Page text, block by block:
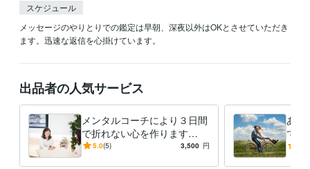
スケジュール
メッセージのやりとりでの鑑定は早朝、深夜以外はOKとさせていただき
ます。迅速な返信を心掛けています。
出品者の人気サービス
メンタルコーチにより３日間
で折れない心を作ります
【本当に変わりたい人限定】
5.0(5) 3,500 円
あな
で解
ゴー